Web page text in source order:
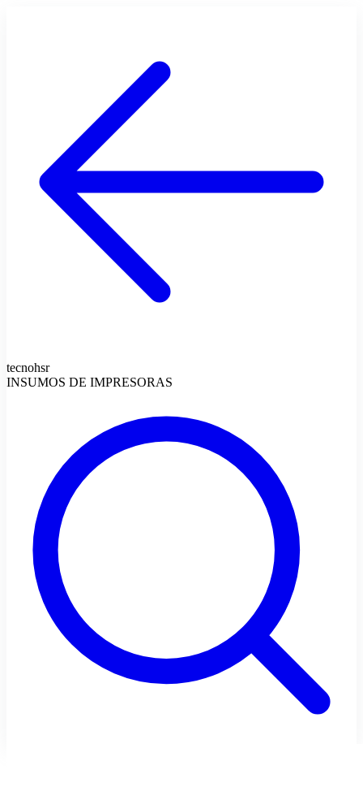
tecnohsr
INSUMOS DE IMPRESORAS